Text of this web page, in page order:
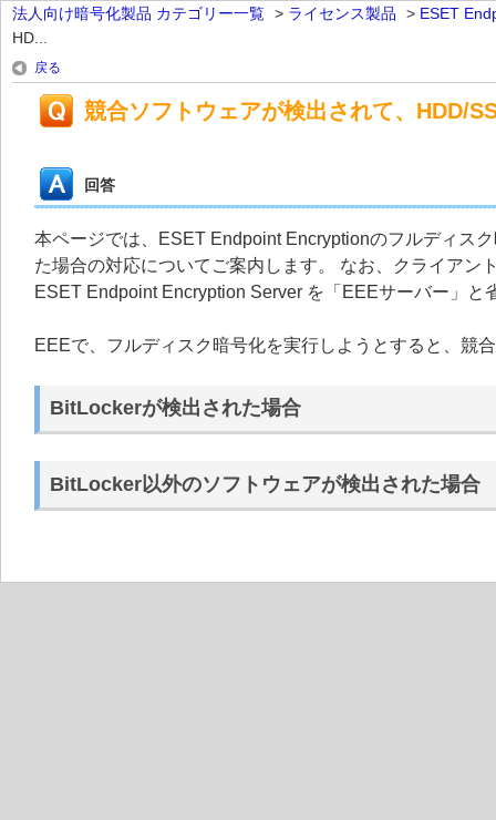
法人向け暗号化製品 カテゴリー一覧 > ライセンス製品 > ESET
HD...
戻る
競合ソフトウェアが検出されて、HDD/
回答
本ページでは、ESET Endpoint Encryptionのフルディス
た場合の対応についてご案内します。 なお、クライア
ESET Endpoint Encryption Server を「EEEサーバー」と
EEEで、フルディスク暗号化を実行しようとすると、競
BitLockerが検出された場合
BitLocker以外のソフトウェアが検出された場合